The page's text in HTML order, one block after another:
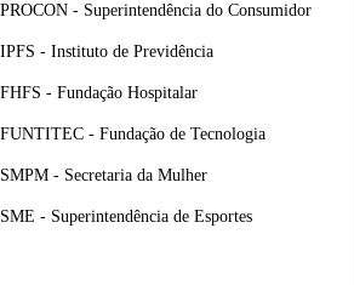
PROCON - Superintendência do Consumidor
IPFS - Instituto de Previdência
FHFS - Fundação Hospitalar
FUNTITEC - Fundação de Tecnologia
SMPM - Secretaria da Mulher
SME - Superintendência de Esportes